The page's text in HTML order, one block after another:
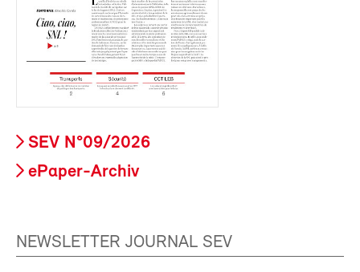
SEV N°09/2026
ePaper-Archiv
NEWSLETTER JOURNAL SEV